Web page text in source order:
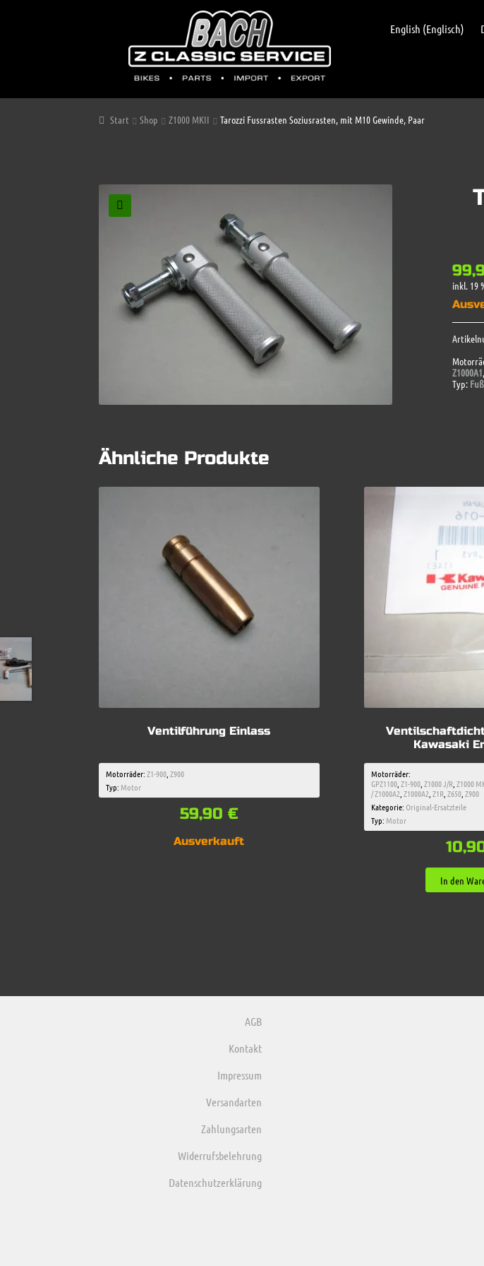
English (Englisch)
Start Shop Z1000 MKII Tarozzi Fussrasten Soziusrasten, mit M10 Gewinde, Paar
inkl. 19
Z1000A1,
Typ:
Ähnliche Produkte
Ventilführung Einlass
Motorräder:Z1-900 ,Z900
Typ: Motor
59,90 €
Ausverkauft
Kawasaki
Motorräder:
GPZ1100, Z1-900, Z1000 J/R, Z1000
/ Z1000A2 Z1000A2 Z1R, Z650, Z900
Kategorie:Original-Ersatzteile
Typ: Motor
In den
AGB
Kontakt
Impressum
Versandarten
Zahlungsarten
Widerrufsbelehrung
Datenschutzerklärung